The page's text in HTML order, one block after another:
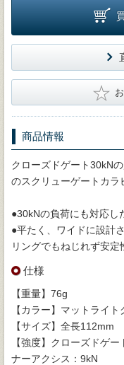
★
商品情報
クローズドゲート30kN
のスクリューゲートカラ
●30kNの負荷にも対応し
●平たく、ワイドに設計
リングでもねじれず安定
仕様
【重量】76g
【カラー】マットライ
【サイズ】全長112mm
【強度】クローズドゲ
ナーアクシス：9kN